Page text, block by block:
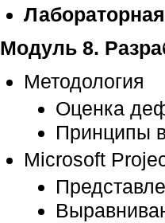
Модуль 8.
Методология
Оценка
Принципы
Microsoft